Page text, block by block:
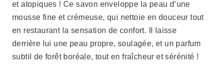
et atopiques ! Ce savon enveloppe la peau d’une
mousse fine et crémeuse, qui nettoie en douceur tout
en restaurant la sensation de confort. Il laisse
derrière lui une peau propre, soulagée, et un parfum
subtil de forêt boréale, tout en fraîcheur et sérénité !